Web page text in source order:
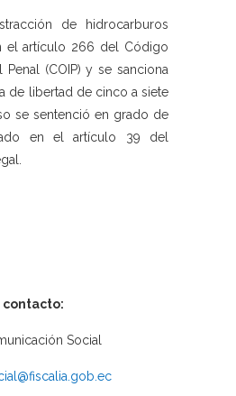
de hidrocarburos
el artículo 266 del Código
Penal (COIP) y se sanciona
de libertad de cinco a siete
se sentenció en grado de
en el artículo 39 del
contacto:
Social